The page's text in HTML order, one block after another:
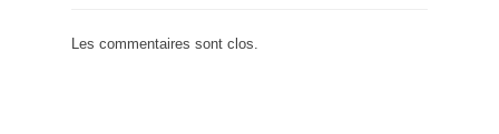
Les commentaires sont clos.